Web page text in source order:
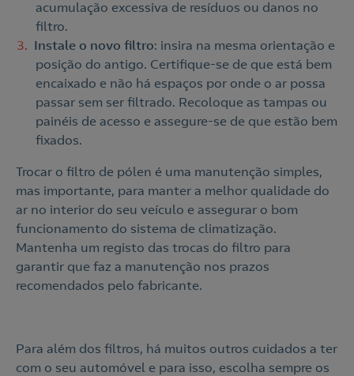
Contacte-nos
Contacte-nos para novas contratações
o
Nós ligamos!
Acepto lapolítica de protección de datos.
Nós ligamos!
acumulação excessiva de resíduos ou danos no
filtro.
Instale o novo filtro: insira na mesma orientação e
posição do antigo. Certifique-se de que está bem
encaixado e não há espaços por onde o ar possa
passar sem ser filtrado. Recoloque as tampas ou
painéis de acesso e assegure-se de que estão bem
fixados.
Trocar o filtro de pólen é uma manutenção simples,
mas importante, para manter a melhor qualidade do
ar no interior do seu veículo e assegurar o bom
funcionamento do sistema de climatização.
Mantenha um registo das trocas do filtro para
garantir que faz a manutenção nos prazos
recomendados pelo fabricante.
Para além dos filtros, há muitos outros cuidados a ter
com o seu automóvel e para isso, escolha sempre os